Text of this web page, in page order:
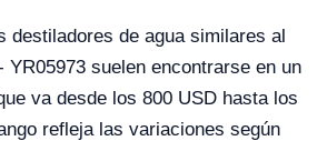
destiladores de agua similares al
YR05973 suelen encontrarse en un
va desde los 800 USD hasta los
refleja las variaciones según